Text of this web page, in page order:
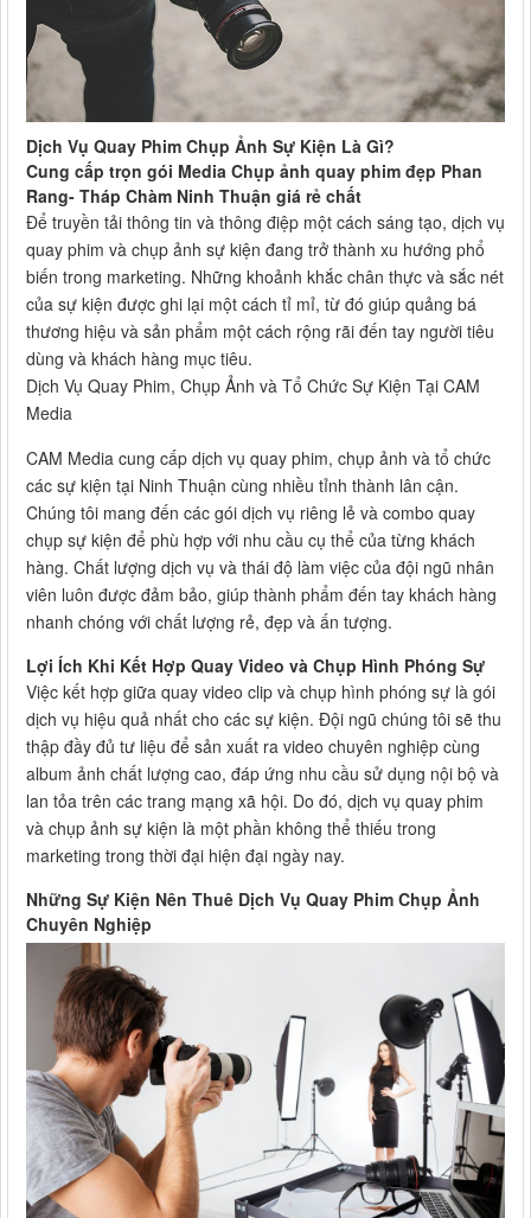
Dịch Vụ Quay Phim Chụp Ảnh Sự Kiện Là Gì?
Cung cấp trọn gói Media Chụp ảnh quay phim đẹp Phan
Rang- Tháp Chàm Ninh Thuận giá rẻ chất
Để truyền tải thông tin và thông điệp một cách sáng tạo, dịch vụ
quay phim và chụp ảnh sự kiện đang trở thành xu hướng phổ
biến trong marketing. Những khoảnh khắc chân thực và sắc nét
của sự kiện được ghi lại một cách tỉ mỉ, từ đó giúp quảng bá
thương hiệu và sản phẩm một cách rộng rãi đến tay người tiêu
dùng và khách hàng mục tiêu.
Dịch Vụ Quay Phim, Chụp Ảnh và Tổ Chức Sự Kiện Tại CAM
Media
CAM Media cung cấp dịch vụ quay phim, chụp ảnh và tổ chức
các sự kiện tại Ninh Thuận cùng nhiều tỉnh thành lân cận.
Chúng tôi mang đến các gói dịch vụ riêng lẻ và combo quay
chụp sự kiện để phù hợp với nhu cầu cụ thể của từng khách
hàng. Chất lượng dịch vụ và thái độ làm việc của đội ngũ nhân
viên luôn được đảm bảo, giúp thành phẩm đến tay khách hàng
nhanh chóng với chất lượng rẻ, đẹp và ấn tượng.
Lợi Ích Khi Kết Hợp Quay Video và Chụp Hình Phóng Sự
Việc kết hợp giữa quay video clip và chụp hình phóng sự là gói
dịch vụ hiệu quả nhất cho các sự kiện. Đội ngũ chúng tôi sẽ thu
thập đầy đủ tư liệu để sản xuất ra video chuyên nghiệp cùng
album ảnh chất lượng cao, đáp ứng nhu cầu sử dụng nội bộ và
lan tỏa trên các trang mạng xã hội. Do đó, dịch vụ quay phim
và chụp ảnh sự kiện là một phần không thể thiếu trong
marketing trong thời đại hiện đại ngày nay.
Những Sự Kiện Nên Thuê Dịch Vụ Quay Phim Chụp Ảnh
Chuyên Nghiệp